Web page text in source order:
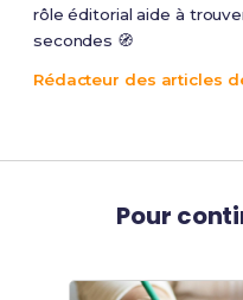
rôle éditorial aide à
secondes 🧭
Rédacteur des articles
Pour